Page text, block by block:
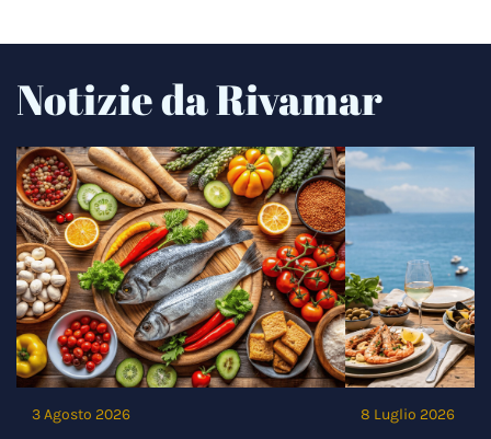
Notizie da Rivamar
3 Agosto 2026 8 Luglio 2026